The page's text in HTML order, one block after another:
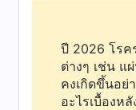
ปี 2026 โรค
ต่างๆ เช่น แ
คงเกิดขึ้นอย่
อะไรเบื้องห